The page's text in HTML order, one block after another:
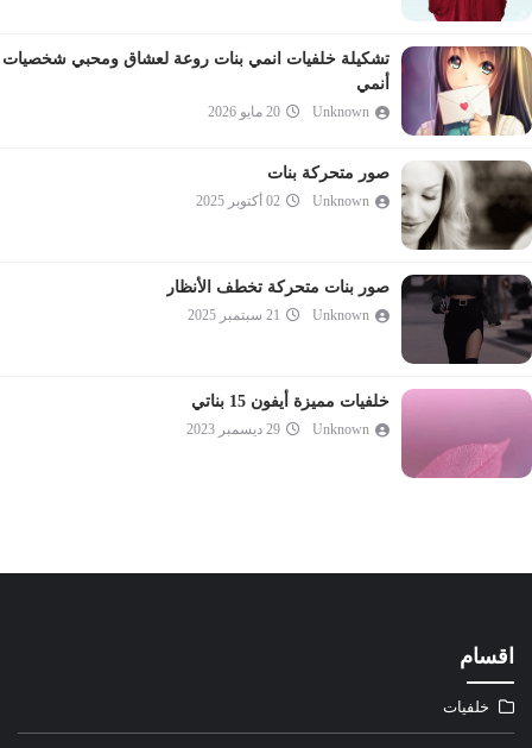
تشكيلة خلفيات انمي بنات روعة لعشاق ومحبي شخصيات
أنمي
Unknown 20 مايو 2026
صور متحركة بنات
Unknown 02 أكتوبر 2025
صور بنات متحركة تخطف الأنظار
Unknown 21 سبتمبر 2025
خلفيات مميزة أيفون 15 بناتي
Unknown 29 ديسمبر 2023
اقسام
خلفيات